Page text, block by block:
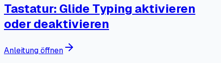
Tastatur: Glide Typing aktivieren
oder deaktivieren
Anleitung öffnen